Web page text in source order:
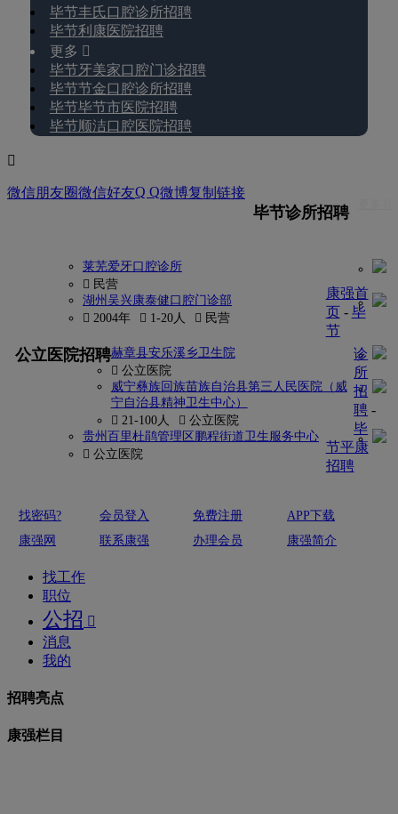
毕节丰氏口腔诊所招聘
毕节利康医院招聘
更多 
毕节牙美家口腔门诊招聘
毕节节金口腔诊所招聘
毕节毕节市医院招聘
毕节顺洁口腔医院招聘

微信朋友圈微信好友Q Q微博复制链接
毕节诊所招聘
莱芜爱牙口腔诊所
 民营
湖州吴兴康泰健口腔门诊部
 2004年
 1-20人  民营
公立医院招聘赫章县安乐溪乡卫生院
 公立医院
威宁彝族回族苗族自治县第三人民医院（威
宁自治县精神卫生中心）
 21-100人
 公立医院
贵州百里杜鹃管理区鹏程街道卫生服务中心
 公立医院
康强首
页- 毕
节
诊
所
招
聘 -
毕
节平康
招聘
找密码? 会员登入 免费注册
APP下载
康强网
联系康强 办理会员 康强简介
找工作
职位
公招 
消息
我的
招聘亮点
康强栏目